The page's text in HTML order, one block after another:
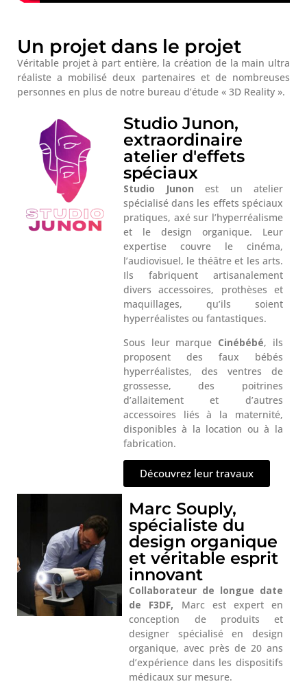
Un projet dans le projet
Véritable projet à part entière, la création de la main ultra
réaliste a mobilisé deux partenaires et de nombreuses
personnes en plus de notre bureau d’étude « 3D Reality ».
Studio Junon,
extraordinaire
atelier d'effets
spéciaux
Studio Junon est un atelier
spécialisé dans les effets spéciaux
pratiques, axé sur l’hyperréalisme
et le design organique. Leur
expertise couvre le cinéma,
l’audiovisuel, le théâtre et les arts.
Ils fabriquent artisanalement
divers accessoires, prothèses et
maquillages, qu’ils soient
hyperréalistes ou fantastiques.
Sous leur marque Cinébébé, ils
proposent des faux bébés
hyperréalistes, des ventres de
grossesse, des poitrines
d’allaitement et d’autres
accessoires liés à la maternité,
disponibles à la location ou à la
fabrication.
Découvrez leur travaux
Marc Souply,
spécialiste du
design organique
et véritable esprit
innovant
Collaborateur de longue date
de F3DF, Marc est expert en
conception de produits et
designer spécialisé en design
organique, avec près de 20 ans
d’expérience dans les dispositifs
médicaux sur mesure.